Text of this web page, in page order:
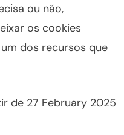
ou não,
os cookies
dos recursos que
de 27 February 2025